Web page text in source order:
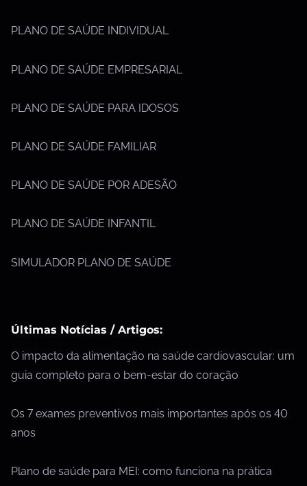
PLANO DE SAÚDE INDIVIDUAL
PLANO DE SAÚDE EMPRESARIAL
PLANO DE SAÚDE PARA IDOSOS
PLANO DE SAÚDE FAMILIAR
PLANO DE SAÚDE POR ADESÃO
PLANO DE SAÚDE INFANTIL
SIMULADOR PLANO DE SAÚDE
Últimas Notícias / Artigos:
O impacto da alimentação na saúde cardiovascular: um
guia completo para o bem-estar do coração
Os 7 exames preventivos mais importantes após os 40
anos
Plano de saúde para MEI: como funciona na prática